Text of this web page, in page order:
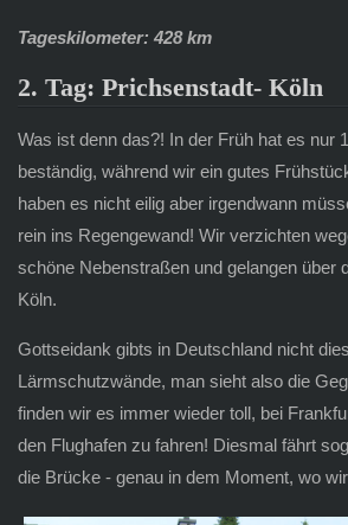
Tageskilometer: 428 km
2. Tag: Prichsenstadt- Köln
Was ist denn das?! In der Früh hat es nur
beständig, während wir ein gutes
haben es nicht eilig aber irgendwann
rein ins Regengewand! Wir verzichten
schöne Nebenstraßen und gelangen über
Köln.
Gottseidank gibts in Deutschland nicht
Lärmschutzwände, man sieht also die
finden wir es immer wieder toll, bei
den Flughafen zu fahren! Diesmal fährt
die Brücke - genau in dem Moment, wo